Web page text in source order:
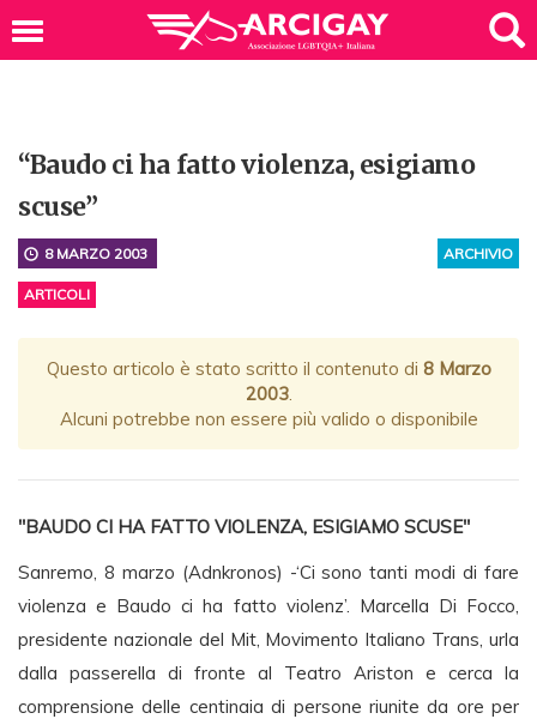
“Baudo ci ha fatto violenza, esigiamo
scuse”
ARCHIVIO
8 MARZO 2003
ARTICOLI
Questo articolo è stato scritto il contenuto di 8 Marzo
2003.
Alcuni potrebbe non essere più valido o disponibile
"BAUDO CI HA FATTO VIOLENZA, ESIGIAMO SCUSE"
Sanremo, 8 marzo (Adnkronos) -‘Ci sono tanti modi di fare
violenza e Baudo ci ha fatto violenz’. Marcella Di Focco,
presidente nazionale del Mit, Movimento Italiano Trans, urla
dalla passerella di fronte al Teatro Ariston e cerca la
comprensione delle centinaia di persone riunite da ore per